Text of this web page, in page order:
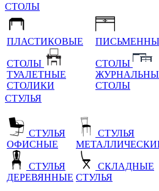
СТОЛЫ
ПЛАСТИКОВЫЕ
СТОЛЫ
ТУАЛЕТНЫЕ
СТОЛИКИ
СТОЛЫ
СТОЛЫ
СТУЛЬЯ
СТУЛЬЯ
ОФИСНЫЕ
СТУЛЬЯ
ДЕРЕВЯННЫЕ
СТУЛЬЯ
СКЛАДНЫЕ
СТУЛЬЯ